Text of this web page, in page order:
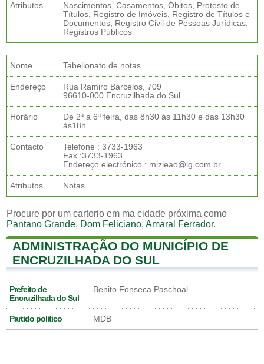
Atributos
Nascimentos, Casamentos, Óbitos, Protesto de
Títulos, Registro de Imóveis, Registro de Títulos e
Documentos, Registro Civil de Pessoas Jurídicas,
Registros Públicos
Nome Tabelionato de notas
Endereço
Rua Ramiro Barcelos, 709
96610-000 Encruzilhada do Sul
Horário
De 2ª a 6ª feira, das 8h30 às 11h30 e das 13h30
às18h.
Contacto
Telefone : 3733-1963
Fax :3733-1963
Endereço electrónico : mizleao@ig.com.br
Atributos Notas
Procure por um cartorio em ma cidade próxima como
Pantano Grande, Dom Feliciano, Amaral Ferrador.
ADMINISTRAÇÃO DO MUNICÍPIO DE
ENCRUZILHADA DO SUL
Prefeito de
Encruzilhada do Sul
Benito Fonseca Paschoal
Partido politico MDB